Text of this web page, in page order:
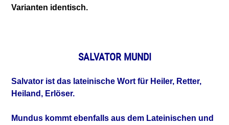
Varianten identisch.
SALVATOR MUNDI
Salvator ist das lateinische Wort für Heiler, Retter,
Heiland, Erlöser.
Mundus kommt ebenfalls aus dem Lateinischen und